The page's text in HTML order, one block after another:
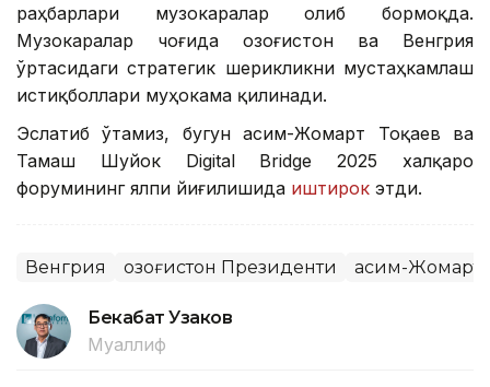
раҳбарлари музокаралар олиб бормоқда.
Музокаралар чоғида Қозоғистон ва Венгрия
ўртасидаги стратегик шерикликни мустаҳкамлаш
истиқболлари муҳокама қилинади.
Эслатиб ўтамиз, бугун Қасим-Жомарт Тоқаев ва
Тамаш Шуйок Digital Bridge 2025 халқаро
форумининг ялпи йиғилишида иштирок этди.
Венгрия Қозоғистон Президенти Қасим-Жомарт
Бекабат Узаков
Муаллиф